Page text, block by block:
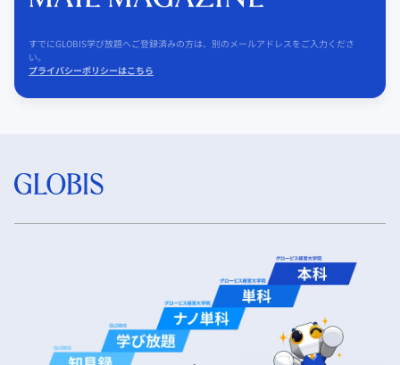
すでにGLOBIS学び放題へご登録済みの方は、別のメールアドレスをご入力くださ
い。
プライバシーポリシーはこちら